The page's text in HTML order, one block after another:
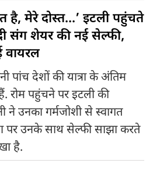
है, मेरे दोस्त...’ इटली पहुंचते
संग शेयर की नई सेल्फी,
वायरल
पांच देशों की यात्रा के अंतिम
रोम पहुंचने पर इटली की
ने उनका गर्मजोशी से स्वागत
पर उनके साथ सेल्फी साझा करते
है.